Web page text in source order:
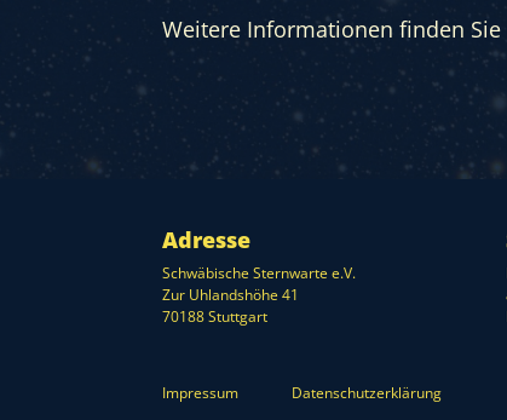
Weitere Informationen finden
Adresse
Schwäbische Sternwarte e.V.
Zur Uhlandshöhe 41
70188 Stuttgart
Impressum Datenschutzerklärung